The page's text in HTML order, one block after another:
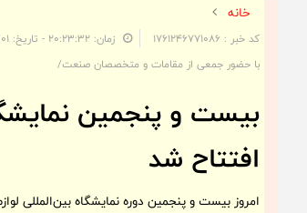
خانه
کد خبر : 1761246771086 زمان: ۲۰:۲۳:۳۲ - تاریخ: ۱۴۰۴/۰۸/۰۱
با حضور جمعی از مقامات و متخصصان صنعت/
بیست و پنجمین
افتتاح شد
امروز بیست و پنجمین دوره نمایشگاه